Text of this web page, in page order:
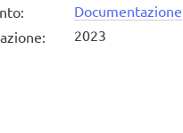
:
Documentazione
: 2023